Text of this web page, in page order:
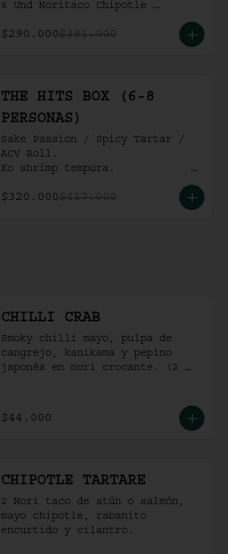
6 Und Noritaco Chipotle
$290.000$381.000
THE HITS BOX (6-8
PERSONAS)
Sake Passion / Spicy Tartar /
ACV Roll.
Ko shrimp tempura.
Tartare.
4 Und Noritaco Chilli Crab.
$320.000$417.000
CHILLI CRAB
Smoky chilli mayo, pulpa de
cangrejo, kanikama y pepino
japonés en nori crocante. (2
$44.000
CHIPOTLE TARTARE
2 Nori taco de atún o salmón,
mayo chipotle, rabanito
encurtido y cilantro.